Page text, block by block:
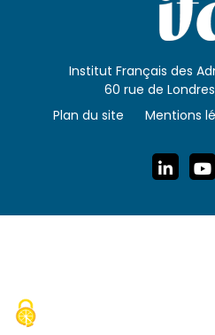
Institut Français des
60 rue de
Plan du site
Mentions